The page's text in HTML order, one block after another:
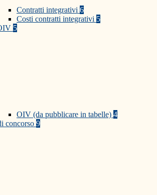
Contratti integrativi 6
Costi contratti integrativi 5
5
OIV (da pubblicare in tabelle) 4
concorso 9